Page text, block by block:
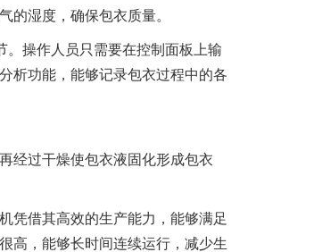
的湿度，确保包衣质量。
。操作人员只需要在控制面板上输
析功能，能够记录包衣过程中的各
经过干燥使包衣液固化形成包衣
凭借其高效的生产能力，能够满足
高，能够长时间连续运行，减少生